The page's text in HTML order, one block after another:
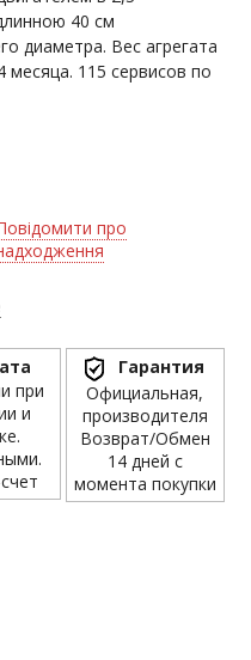
40 см
диаметра. Вес агрегата
месяца. 115 сервисов по
про
при
и
Гарантия
Официальная,
производителя
Возврат/Обмен
14 дней с
момента покупки